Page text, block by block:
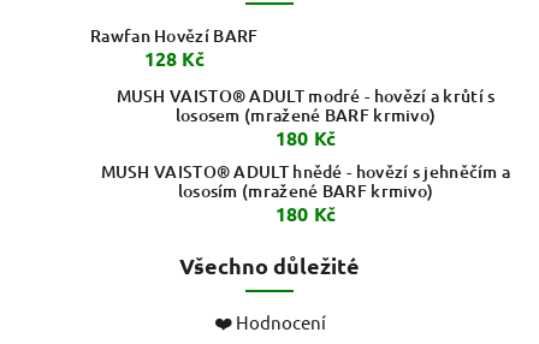
Rawfan Hovězí BARF
128 Kč
MUSH VAISTO® ADULT modré - hovězí a krůtí s
lososem (mražené BARF krmivo)
180 Kč
MUSH VAISTO® ADULT hnědé - hovězí s jehněčím a
lososím (mražené BARF krmivo)
180 Kč
Všechno důležité
❤️ Hodnocení